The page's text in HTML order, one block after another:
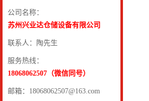
公司名称：
苏州兴业达仓储设备有限公司
联系人：陶先生
服务热线：
18068062507（微信同号）
邮箱：18068062507@163.com